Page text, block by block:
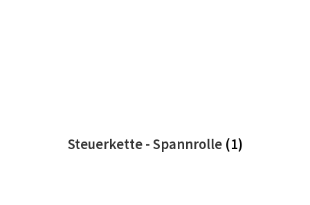
Steuerkette - Spannrolle (1)